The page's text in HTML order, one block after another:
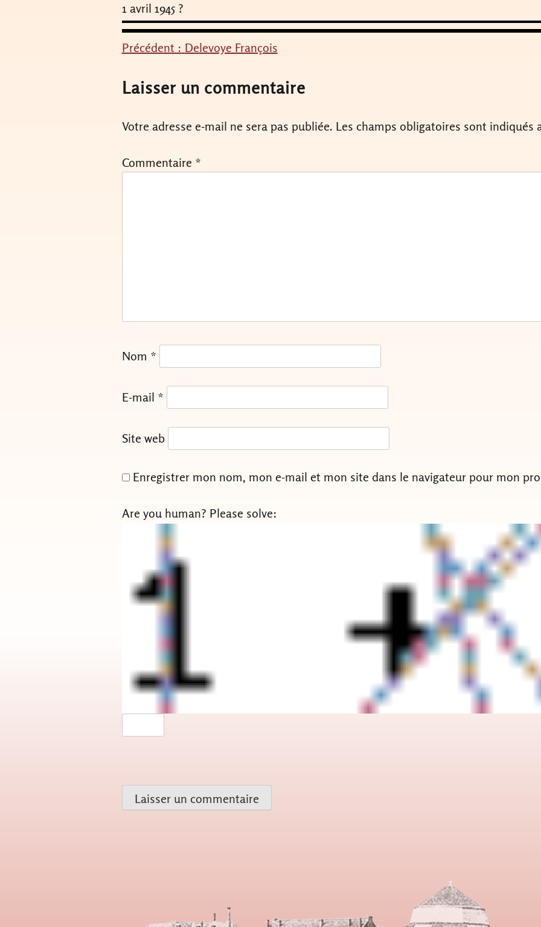
1 avril 1945 ?
Navigation
de
Précédent : Delevoye François
Laisser un commentaire
Votre adresse e-mail ne sera pas publiée. Les champs obligatoires sont indiqués
Commentaire *
Nom *
E-mail *
Site web
Enregistrer mon nom, mon e-mail et mon site dans le navigateur pour mon
Are you human? Please solve: